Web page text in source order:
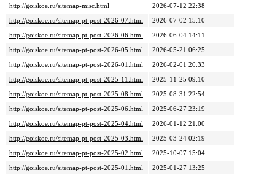
http://goiskoe.ru/sitemap-misc.html
2026-07-12 22:38
http://goiskoe.ru/sitemap-pt-post-2026-07.html
2026-07-02 15:10
http://goiskoe.ru/sitemap-pt-post-2026-06.html
2026-06-04 14:11
http://goiskoe.ru/sitemap-pt-post-2026-05.html
2026-05-21 06:25
http://goiskoe.ru/sitemap-pt-post-2026-01.html
2026-02-01 20:33
http://goiskoe.ru/sitemap-pt-post-2025-11.html
2025-11-25 09:10
http://goiskoe.ru/sitemap-pt-post-2025-08.html
2025-08-31 22:54
http://goiskoe.ru/sitemap-pt-post-2025-06.html
2025-06-27 23:19
http://goiskoe.ru/sitemap-pt-post-2025-04.html
2026-01-12 21:00
http://goiskoe.ru/sitemap-pt-post-2025-03.html
2025-03-24 02:19
http://goiskoe.ru/sitemap-pt-post-2025-02.html
2025-10-07 15:04
http://goiskoe.ru/sitemap-pt-post-2025-01.html
2025-01-27 13:25